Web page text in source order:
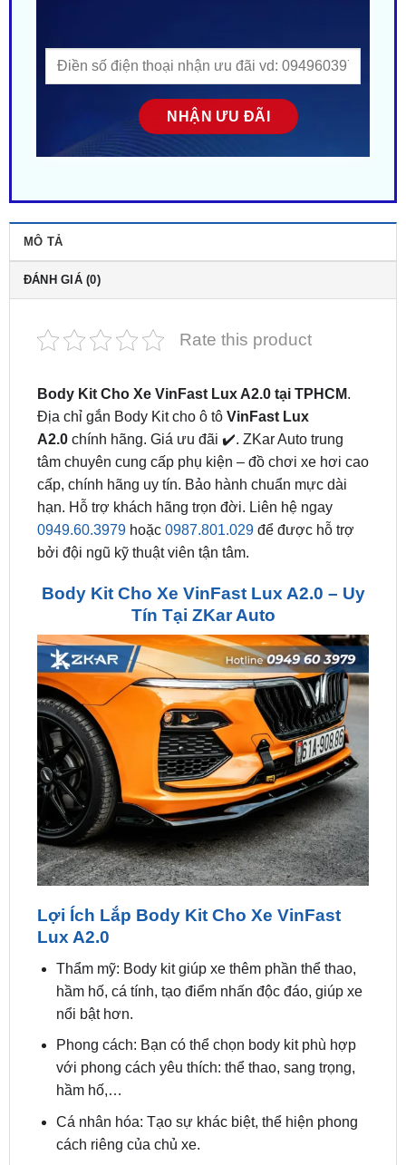
ĐÁNH GIÁ (0)
Body Kit Cho Xe VinFast Lux A2.0 tại TPHCM
A2.0 chính hãng. Giá ưu đãi ✔️. ZKar Auto trung
tâm chuyên cung cấp phụ kiện – đồ chơi xe hơi cao
cấp, chính hãng uy tín. Bảo hành chuẩn mực dài
hạn. Hỗ trợ khách hãng trọn đời. Liên hệ ngay
0949.60.3979hoặc0987.801.029để được hỗ trợ
bởi đội ngũ kỹ thuật viên tận tâm.
Body Kit Cho Xe VinFast Lux A2.0 – Uy
Lợi Ích Lắp Body Kit Cho Xe VinFast
Lux A2.0
Thẩm mỹ: Body kit giúp xe thêm phần thể thao,
hầm hố, cá tính, tạo điểm nhấn độc đáo, giúp xe
nổi bật hơn.
Phong cách: Bạn có thể chọn body kit phù hợp
với phong cách yêu thích: thể thao, sang trọng,
hầm hố,…
Cá nhân hóa: Tạo sự khác biệt, thể hiện phong
cách riêng của chủ xe.
Khả năng khí động học: Một số body kit được
thiết kế nhằm cải thiện khí động học, giúp xe ổn